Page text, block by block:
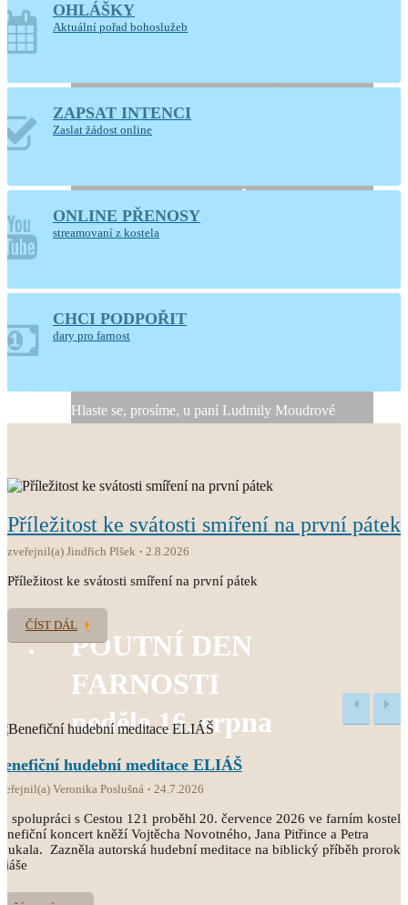
soboty o prázdninách
14-17.30 hodin
Otevřený kostel
Marie
Ústí nad Orlicí
Generální úklid kostela
Hlaste se, prosíme, u paní Ludmily Moudrové
POUTNÍ DEN
FARNOSTI
neděle 16. srpna
OHLÁŠKY
Aktuální pořad bohoslužeb
ZAPSAT INTENCI
Zaslat žádost online
ONLINE PŘENOSY
streamovaní z kostela
CHCI PODPOŘIT
dary pro farnost
Příležitost ke svátosti smíření na první pátek
zveřejnil(a) Jindřich Plšek 2.8.2026
Příležitost ke svátosti smíření na první pátek
ČÍST DÁL
hudební meditace ELIÁŠ
Veronika Poslušná 24.7.2026
spolupráci s Cestou 121 proběhl 20. července 2026 ve farním kostele
koncert kněží Vojtěcha Novotného, Jana Pitřince a Petra
Zazněla autorská hudební meditace na biblický příběh proroka